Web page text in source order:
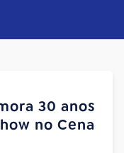
30 anos
no Cena